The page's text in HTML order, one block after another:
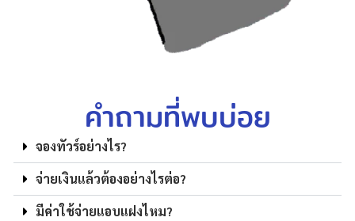
คำถามที่พบบ่อย
จองทัวร์อย่างไร?
จ่ายเงินแล้วต้องอย่างไรต่อ?
มีค่าใช้จ่ายแอบแฝงไหม?